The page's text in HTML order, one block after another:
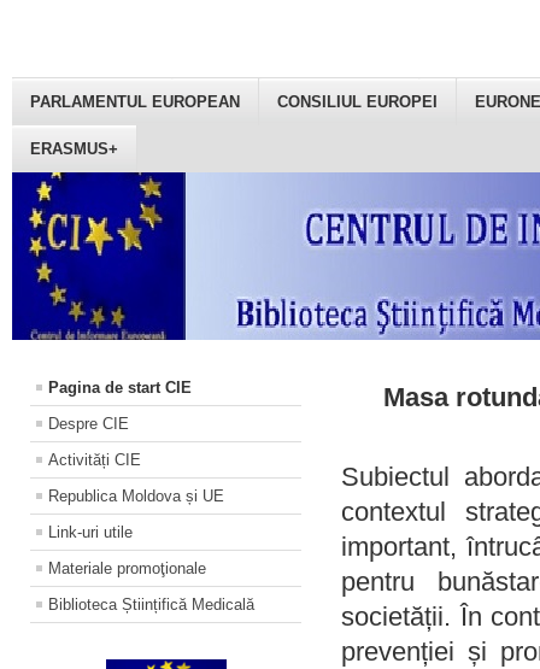
PARLAMENTUL EUROPEAN CONSILIUL EUROPEI
ERASMUS+
Pagina de start CIE
Despre CIE
Activități CIE
Republica Moldova și UE
Link-uri utile
Materiale promoţionale
Biblioteca Științifică Medicală
Masa
Subiectul
contextul
important,
pentru
societății. În
prevenției și